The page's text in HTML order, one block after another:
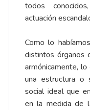
todos
actuación
Como lo
distintos órganos
armónicamente,
una estructura o
social ideal que
en la medida de